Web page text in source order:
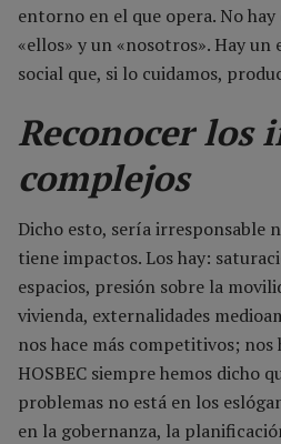
entorno en el que opera. No hay
«ellos» y un «nosotros». Hay un
social que, si lo cuidamos,
Reconocer los
complejos
Dicho esto, sería irresponsable
tiene impactos. Los hay:
espacios, presión sobre la
vivienda, externalidades
nos hace más competitivos; nos
HOSBEC siempre hemos dicho
problemas no está en los
en la gobernanza, la